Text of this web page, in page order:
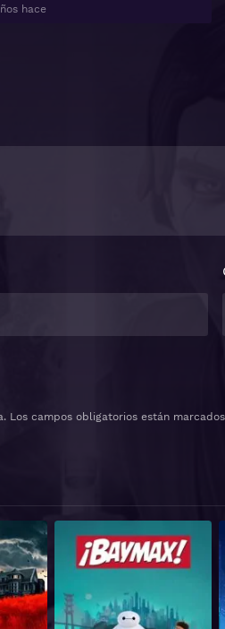
hace
Los campos obligatorios están